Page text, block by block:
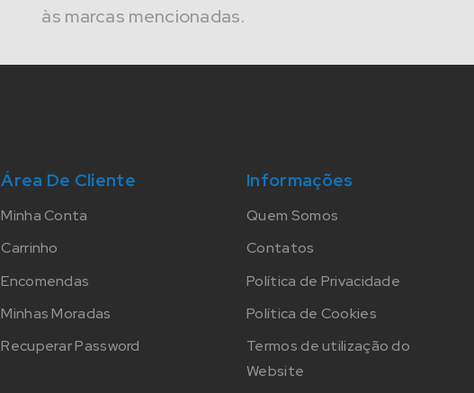
às marcas mencionadas.
Área De Cliente
Minha Conta
Carrinho
Encomendas
Minhas Moradas
Recuperar Password
Informações
Quem Somos
Contatos
Política de Privacidade
Política de Cookies
Termos de utilização do
Website